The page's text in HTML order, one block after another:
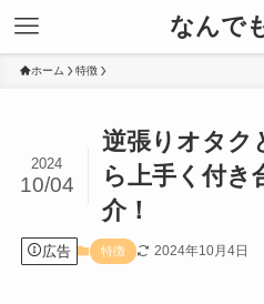
なんで
ホーム 特徴
逆張りオタク
ら上手く付き
介！
2024
10/04
広告 特徴 2024年10月4日